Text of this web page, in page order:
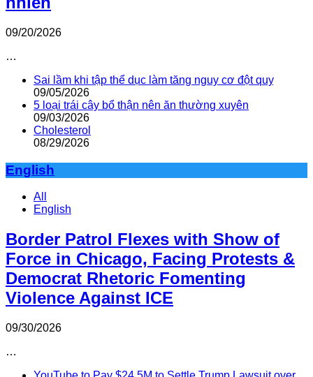
09/20/2026
…
Sai lầm khi tập thể dục làm tăng nguy cơ đột quỵ
09/05/2026
5 loại trái cây bổ thận nên ăn thường xuyên
09/03/2026
Cholesterol
08/29/2026
English
All
English
Border Patrol Flexes with Show of
Force in Chicago, Facing Protests &
Democrat Rhetoric Fomenting
Violence Against ICE
09/30/2026
…